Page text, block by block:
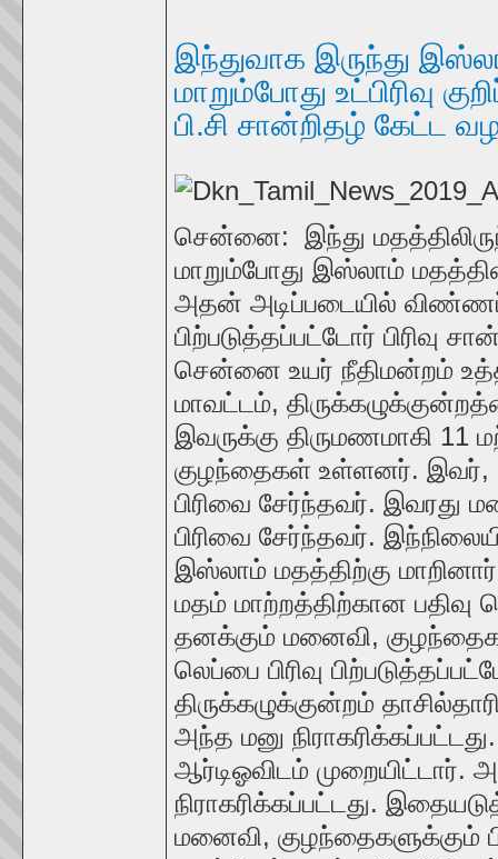
இந்துவாக இருந்து
மாறும்போது உட்பிரிவு
பி.சி சான்றிதழ் கேட்ட
சென்னை: இந்து
மாறும்போது இஸ்லாம் மதத்தின்
அதன் அடிப்படையில்
பிற்படுத்தப்பட்டோர் பிரிவு
சென்னை உயர் நீதிமன்றம்
மாவட்டம்,
இவருக்கு திருமணமாகி 11
குழந்தைகள் உள்ளனர். இவர்,
பிரிவை சேர்ந்தவர். இவரது
பிரிவை சேர்ந்தவர்.
இஸ்லாம் மதத்திற்கு
மதம் மாற்றத்திற்கான பதிவு
தனக்கும் மனைவி,
லெப்பை பிரிவு
திருக்கழுக்குன்றம்
அந்த மனு
ஆர்டிஓவிடம் முறையிட்டார்.
நிராகரிக்கப்பட்டது.
மனைவி, குழந்தைகளுக்கும்